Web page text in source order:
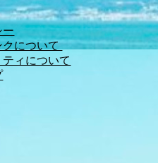
ー
クについて
ィについて